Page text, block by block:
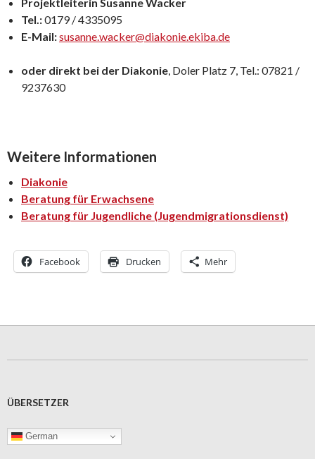
Tel.:0179 / 4335095
E-Mail:susanne.wacker@diakonie.ekiba.de
oder direkt bei der Diakonie, Doler Platz 7, Tel.: 07821 /
9237630
Weitere Informationen
Diakonie
Beratung für Erwachsene
Beratung für Jugendliche (Jugendmigrationsdienst)
Facebook Drucken Mehr
ÜBERSETZER
German